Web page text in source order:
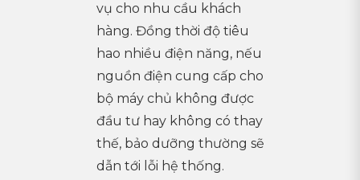
vụ cho nhu cầu khách
hàng. Đồng thời độ tiêu
hao nhiều điện năng, nếu
nguồn điện cung cấp cho
bộ máy chủ không được
đầu tư hay không có thay
thế, bảo dưỡng thường sẽ
dẫn tới lỗi hệ thống.